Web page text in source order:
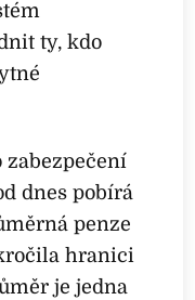
ty, kdo
zabezpečení
dnes pobírá
penze
hranici
je jedna